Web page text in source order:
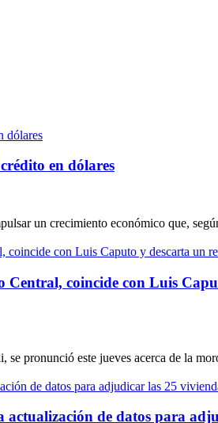
en dólares
un crecimiento económico que,
coincide con Luis
pronunció este jueves acerca de la
actualización de datos para